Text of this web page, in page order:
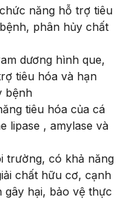
năng hỗ trợ tiêu
phân hủy chất
dương hình que,
tiêu hóa và hạn
bệnh
tiêu hóa của cá
lipase , amylase và
trường, có khả năng
chất hữu cơ, cạnh
hại, bảo vệ thực